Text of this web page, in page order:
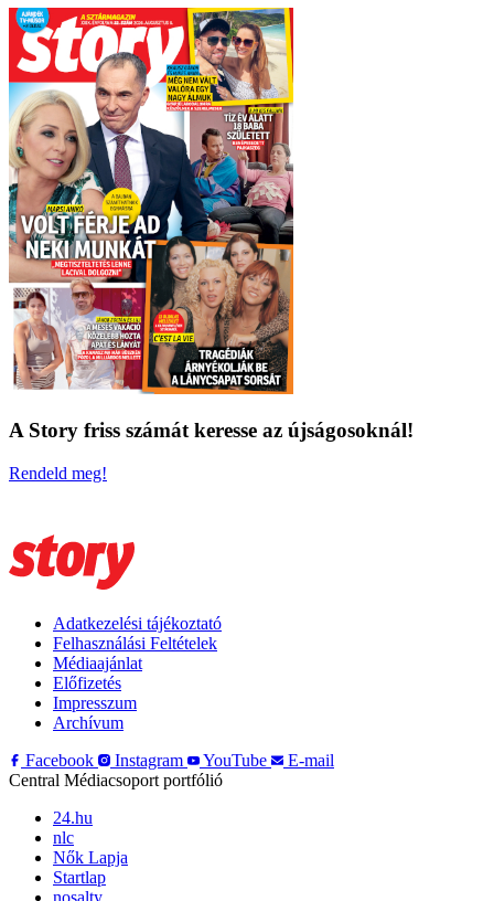
A Story friss számát keresse az újságosoknál!
Rendeld meg!
Adatkezelési tájékoztató
Felhasználási Feltételek
Médiaajánlat
Előfizetés
Impresszum
Archívum
Facebook
Instagram YouTube
E-mail
Central Médiacsoport portfólió
24.hu
nlc
Nők Lapja
Startlap
nosalty